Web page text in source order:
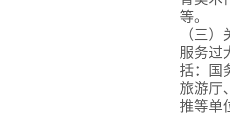
等。
（三
服务过
括：国
旅游厅
推等单